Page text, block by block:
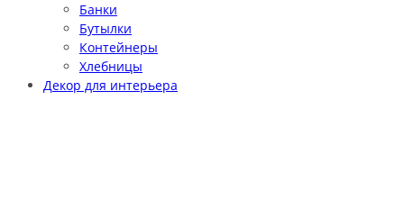
Банки
Бутылки
Контейнеры
Хлебницы
Декор для интерьера